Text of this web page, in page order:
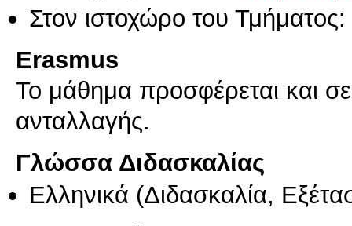
Στον ιστοχώρο του Τμήματος:
Erasmus
Το μάθημα προσφέρεται και
ανταλλαγής.
Γλώσσα Διδασκαλίας
Ελληνικά (Διδασκαλία,